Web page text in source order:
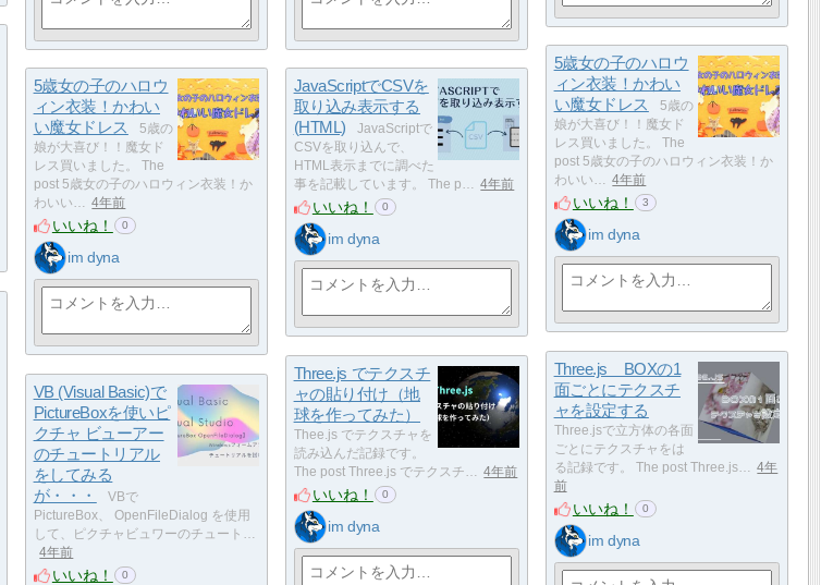
5歳女の子のハロウ
ィン衣装！かわい
い魔女ドレス
5歳の
娘が大喜び！！魔女ド
レス買いました。 The
post 5歳女の子のハロウィン衣装！か
わいい… 4年前
いいね！ 3
im dyna
5歳女の子のハロウ
ィン衣装！かわい
い魔女ドレス
5歳の
娘が大喜び！！魔女ド
レス買いました。 The
post 5歳女の子のハロウィン衣装！か
わいい… 4年前
いいね！ 0
im dyna
JavaScriptでCSVを
取り込み表示する
(HTML)
JavaScriptで
CSVを取り込んで、
HTML表示までに調べた
事を記載しています。 The p… 4年前
いいね！ 0
im dyna
Three.js BOXの1
面ごとにテクスチ
ャを設定する
Three.jsで立方体の各面
ごとにテクスチャをは
る記録です。 The post Three.js… 4年
前
いいね！ 0
im dyna
Three.js でテクスチ
ャの貼り付け（地
球を作ってみた）
Thee.js でテクスチャを
読み込んだ記録です。
The post Three.js でテクスチ… 4年前
いいね！ 0
im dyna
VB (Visual Basic)で
PictureBoxを使いピ
クチャ ビューアー
のチュートリアル
をしてみる
が・・・
VBで
PictureBox、 OpenFileDialog を使用
して、ピクチャビュワーのチュート…
4年前
いいね！ 0